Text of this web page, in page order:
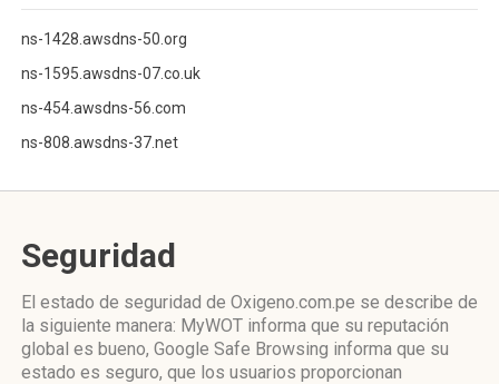
ns-1428.awsdns-50.org
ns-1595.awsdns-07.co.uk
ns-454.awsdns-56.com
ns-808.awsdns-37.net
Seguridad
El estado de seguridad de Oxigeno.com.pe se describe de
la siguiente manera: MyWOT informa que su reputación
global es bueno, Google Safe Browsing informa que su
estado es seguro, que los usuarios proporcionan